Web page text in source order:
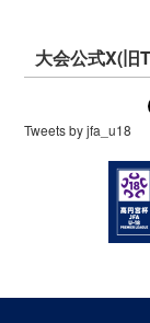
大会公式X(旧
Tweets by jfa_u18